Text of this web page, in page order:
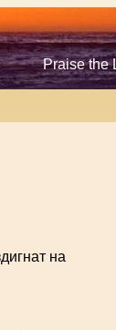
Praise
на